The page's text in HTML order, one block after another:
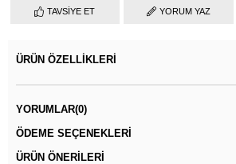
TAVSIYE ET YORUM YAZ
ÜRÜN ÖZELLIKLERI
YORUMLAR(0)
ÖDEME SEÇENEKLERI
ÜRÜN ÖNERILERI